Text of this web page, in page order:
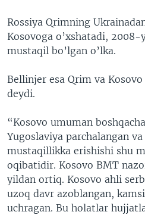
Rossiya Qrimning
Kosovoga o’xshatadi, 2008-
mustaqil bo’lgan o’lka.
Bellinjer esa Qrim va
deydi.
“Kosovo umuman
Yugoslaviya parchalangan
mustaqillikka erishishi shu
oqibatidir. Kosovo BMT
yildan ortiq. Kosovo ahli
uzoq davr azoblangan,
uchragan. Bu holatlar